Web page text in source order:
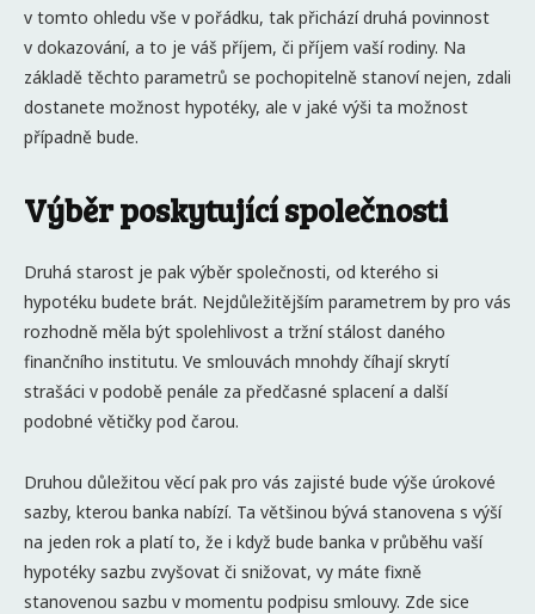
v tomto ohledu vše v pořádku, tak přichází druhá povinnost
v dokazování, a to je váš příjem, či příjem vaší rodiny. Na
základě těchto parametrů se pochopitelně stanoví nejen, zdali
dostanete možnost hypotéky, ale v jaké výši ta možnost
případně bude.
Výběr poskytující společnosti
Druhá starost je pak výběr společnosti, od kterého si
hypotéku budete brát. Nejdůležitějším parametrem by pro vás
rozhodně měla být spolehlivost a tržní stálost daného
finančního institutu. Ve smlouvách mnohdy číhají skrytí
strašáci v podobě penále za předčasné splacení a další
podobné větičky pod čarou.
Druhou důležitou věcí pak pro vás zajisté bude výše úrokové
sazby, kterou banka nabízí. Ta většinou bývá stanovena s výší
na jeden rok a platí to, že i když bude banka v průběhu vaší
hypotéky sazbu zvyšovat či snižovat, vy máte fixně
stanovenou sazbu v momentu podpisu smlouvy. Zde sice